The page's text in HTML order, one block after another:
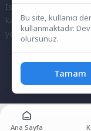
İster kayıtlı bir
kalarak sorularınızı
yer var. Bilgiyi
Ana Sayfa
Bu site, kullanıcı
kullanmaktadır.
olursunuz.
Tamam